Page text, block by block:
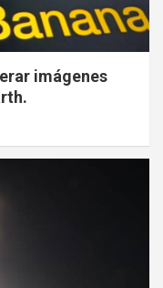
imágenes